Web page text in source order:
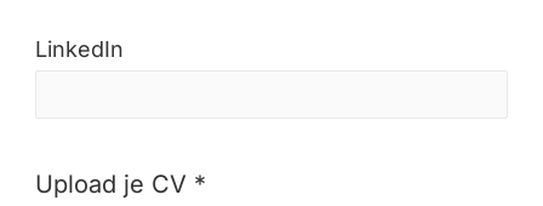
LinkedIn
Upload je CV *